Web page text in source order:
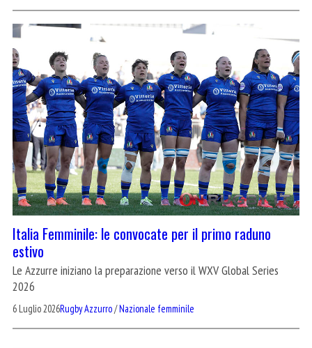
Italia Femminile: le convocate per il primo raduno
estivo
Le Azzurre iniziano la preparazione verso il WXV Global Series
2026
6 Luglio 2026Rugby Azzurro/Nazionale femminile